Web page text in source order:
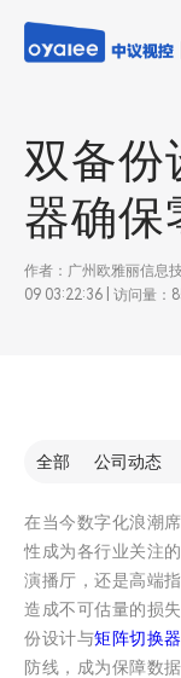
双备份
器确保
作者：广州欧雅丽信息
09 03:22:36 | 访问量：
全部 公司动态
在当今数字化浪潮
性成为各行业关注
演播厅，还是高端
造成不可估量的损
份设计与矩阵切换
防线，成为保障数